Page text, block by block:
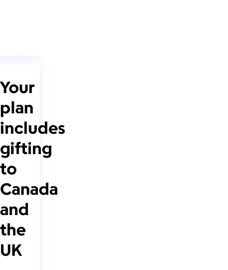
Your
plan
includes
gifting
to
Canada
and
the
UK